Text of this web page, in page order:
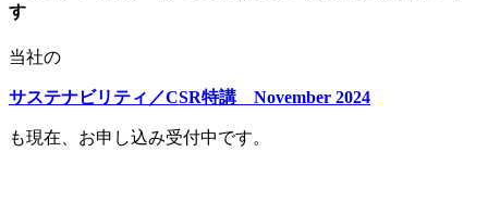
す
当社の
サステナビリティ／CSR特講 November 2024
も現在、お申し込み受付中です。